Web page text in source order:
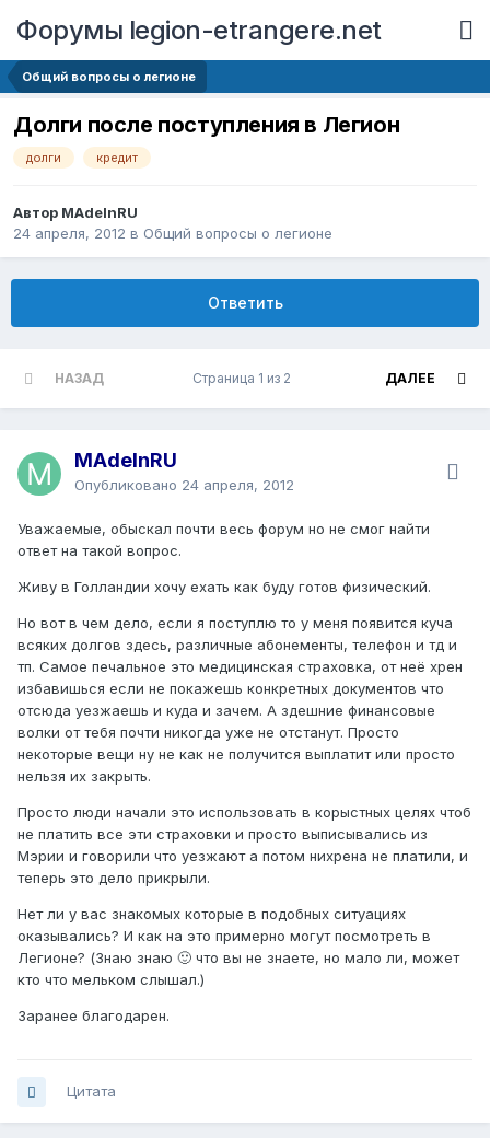
Форумы legion-etrangere.net
Общий вопросы о легионе
Долги после поступления в Легион
долги кредит
Автор MAdeInRU
24 апреля, 2012 в Общий вопросы о легионе
Ответить
НАЗАД ДАЛЕЕ
Страница 1 из 2
MAdeInRU
Опубликовано 24 апреля, 2012
Уважаемые, обыскал почти весь форум но не смог найти
ответ на такой вопрос.
Живу в Голландии хочу ехать как буду готов физический.
Но вот в чем дело, если я поступлю то у меня появится куча
всяких долгов здесь, различные абонементы, телефон и тд и
тп. Самое печальное это медицинская страховка, от неё хрен
избавишься если не покажешь конкретных документов что
отсюда уезжаешь и куда и зачем. А здешние финансовые
волки от тебя почти никогда уже не отстанут. Просто
некоторые вещи ну не как не получится выплатит или просто
нельзя их закрыть.
Просто люди начали это использовать в корыстных целях чтоб
не платить все эти страховки и просто выписывались из
Мэрии и говорили что уезжают а потом нихрена не платили, и
теперь это дело прикрыли.
Нет ли у вас знакомых которые в подобных ситуациях
оказывались? И как на это примерно могут посмотреть в
Легионе? (Знаю знаю 🙂 что вы не знаете, но мало ли, может
кто что мельком слышал.)
Заранее благодарен.
Цитата